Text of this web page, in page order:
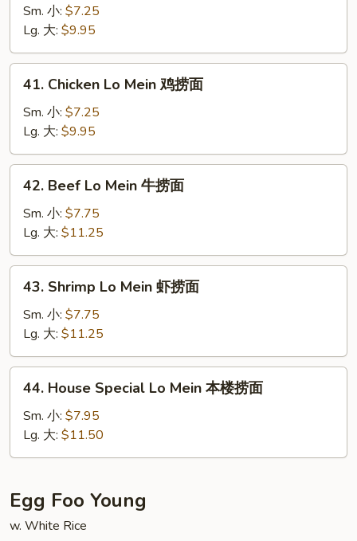
Lo
Mein
叉
烧
Sm. 小: $7.25
Lg. 大: $9.95
Chicken
Lo
Mein
鸡
捞
41. Chicken Lo Mein 鸡捞面
Sm. 小: $7.25
Lg. 大: $9.95
Beef
Lo
Mein
牛
捞
42. Beef Lo Mein 牛捞面
Sm. 小: $7.75
Lg. 大: $11.25
Shrimp
Lo
Mein
虾
捞
43. Shrimp Lo Mein 虾捞面
Sm. 小: $7.75
Lg. 大: $11.25
House
Special
Mein
楼
捞
面
44. House Special Lo Mein 本楼捞面
Sm. 小: $7.95
Lg. 大: $11.50
Egg Foo Young
w. White Rice